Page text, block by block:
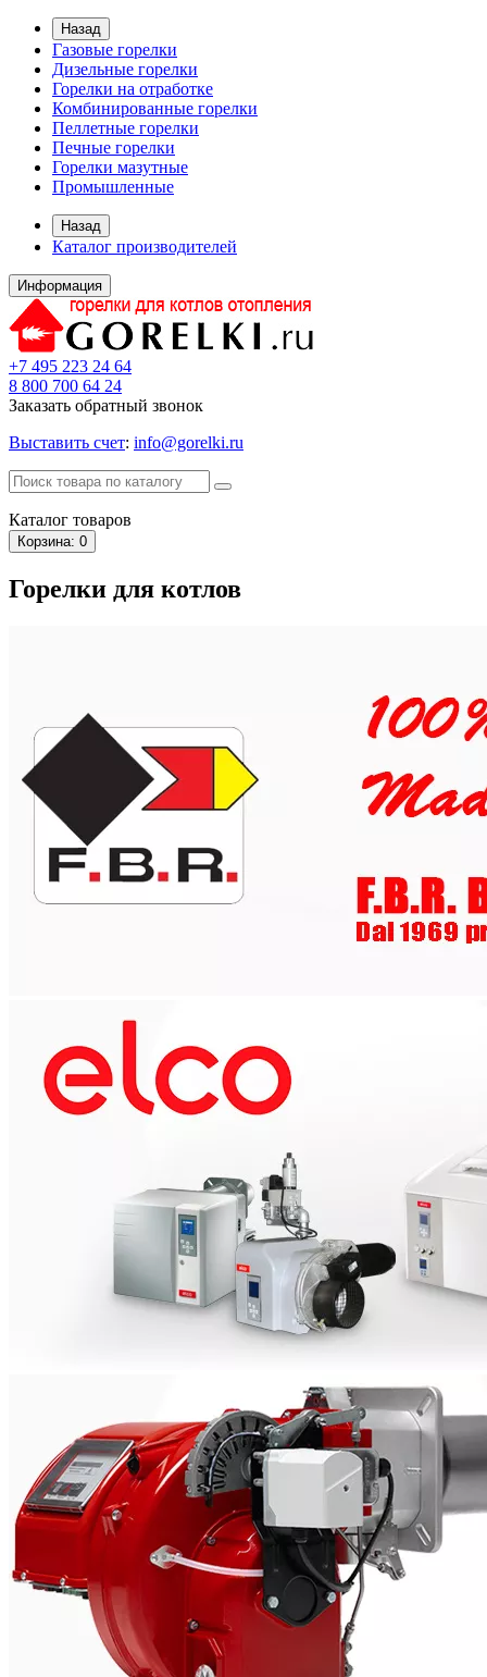
Назад
Газовые горелки
Дизельные горелки
Горелки на отработке
Комбинированные горелки
Пеллетные горелки
Печные горелки
Горелки мазутные
Промышленные
Назад
Каталог производителей
Информация
+7 495 223 24 64
8 800 700 64 24
Заказать обратный звонок
Выставить счет: info@gorelki.ru
Каталог товаров
Корзина: 0
Горелки для котлов